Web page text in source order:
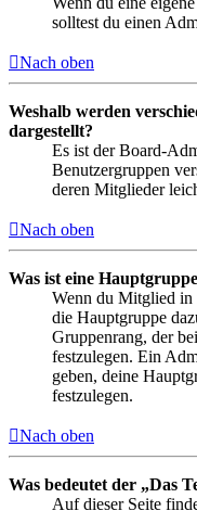
solltest du einen
Nach oben
Weshalb werden
dargestellt?
Es ist der Board-
Benutzergruppen
deren Mitglieder
Nach oben
Was ist eine
Wenn du Mitglied in
die Hauptgruppe
Gruppenrang, der
festzulegen. Ein
geben, deine
festzulegen.
Nach oben
Was bedeutet der „Das
Auf dieser Seite